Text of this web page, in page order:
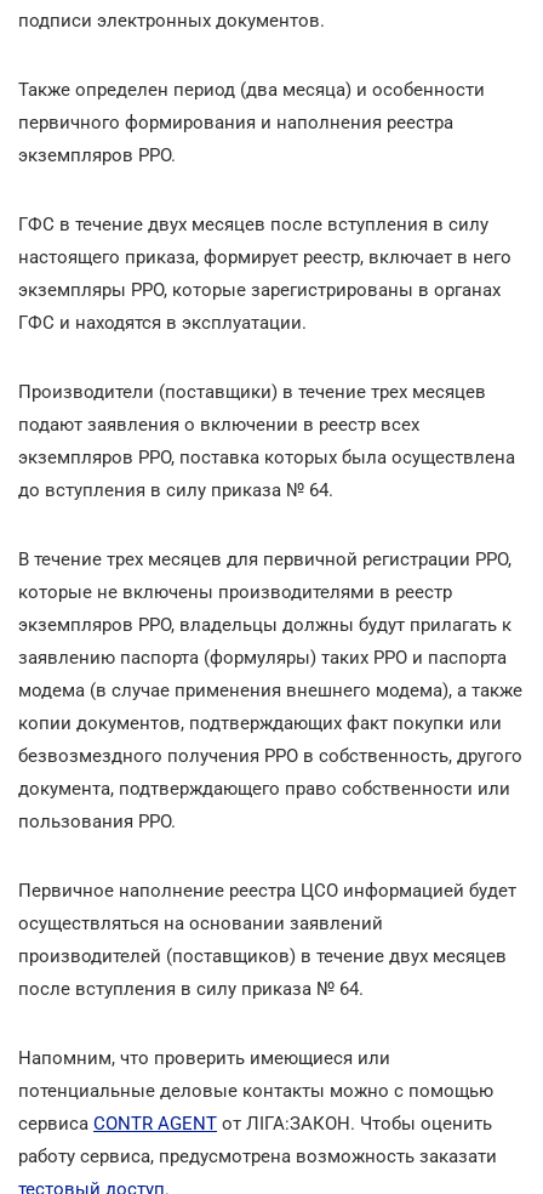
подписи электронных документов.
Также определен период (два месяца) и особенности
первичного формирования и наполнения реестра
экземпляров РРО.
ГФС в течение двух месяцев после вступления в силу
настоящего приказа, формирует реестр, включает в него
экземпляры РРО, которые зарегистрированы в органах
ГФС и находятся в эксплуатации.
Производители (поставщики) в течение трех месяцев
подают заявления о включении в реестр всех
экземпляров РРО, поставка которых была осуществлена
до вступления в силу приказа № 64.
В течение трех месяцев для первичной регистрации РРО,
которые не включены производителями в реестр
экземпляров РРО, владельцы должны будут прилагать к
заявлению паспорта (формуляры) таких РРО и паспорта
модема (в случае применения внешнего модема), а также
копии документов, подтверждающих факт покупки или
безвозмездного получения РРО в собственность, другого
документа, подтверждающего право собственности или
пользования РРО.
Первичное наполнение реестра ЦСО информацией будет
осуществляться на основании заявлений
производителей (поставщиков) в течение двух месяцев
после вступления в силу приказа № 64.
Напомним, что проверить имеющиеся или
потенциальные деловые контакты можно с помощью
сервиса CONTR AGENT от ЛІГА:ЗАКОН. Чтобы оценить
работу сервиса, предусмотрена возможность заказати
тестовый доступ.